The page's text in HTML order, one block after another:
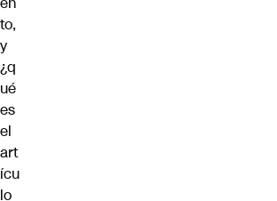
to,
y
¿q
ué
es
el
art
ícu
lo